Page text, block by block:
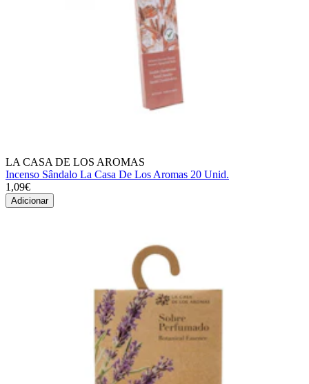
LA CASA DE LOS AROMAS
Incenso Sândalo La Casa De Los Aromas 20 Unid.
1,09€
Adicionar